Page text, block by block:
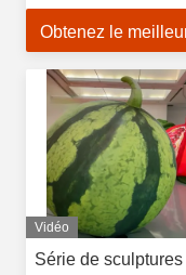
hall d'entreprise
de luxe
Obtenez le
Vidéo
Série de sculptures